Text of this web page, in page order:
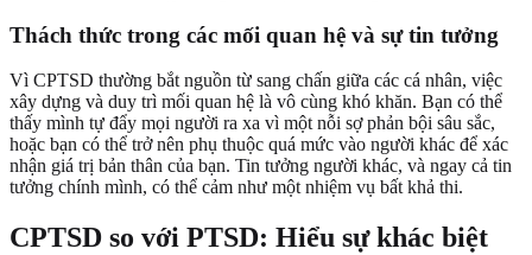
Thách thức trong các mối quan hệ và sự tin tưởng
Vì CPTSD thường bắt nguồn từ sang chấn giữa các cá nhân, việc
xây dựng và duy trì mối quan hệ là vô cùng khó khăn. Bạn có thể
thấy mình tự đẩy mọi người ra xa vì một nỗi sợ phản bội sâu sắc,
hoặc bạn có thể trở nên phụ thuộc quá mức vào người khác để xác
nhận giá trị bản thân của bạn. Tin tưởng người khác, và ngay cả tin
tưởng chính mình, có thể cảm như một nhiệm vụ bất khả thi.
CPTSD so với PTSD: Hiểu sự khác biệt